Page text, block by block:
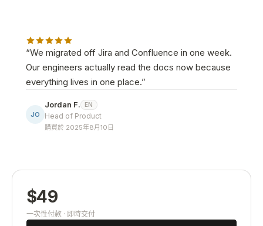
“We migrated off Jira and Confluence in one week.
Our engineers actually read the docs now because
everything lives in one place.”
JO
Jordan F. EN
Head of Product
購買於 2025年8月10日
$49
一次性付款 · 即時交付